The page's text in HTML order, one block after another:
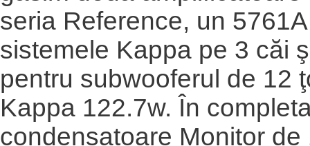
seria Reference, un
sistemele Kappa pe 3 căi
pentru subwooferul de 12
Kappa 122.7w. În
condensatoare Monitor de